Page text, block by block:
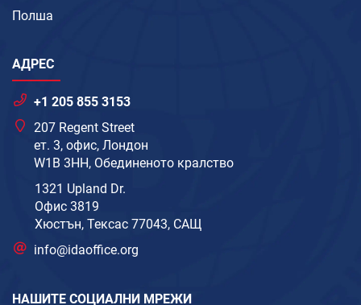
Полша
АДРЕС
+1 205 855 3153
207 Regent Street
ет. 3, офис, Лондон
W1B 3HH, Обединеното кралство
1321 Upland Dr.
Офис 3819
Хюстън, Тексас 77043, САЩ
info@idaoffice.org
НАШИТЕ СОЦИАЛНИ МРЕЖИ